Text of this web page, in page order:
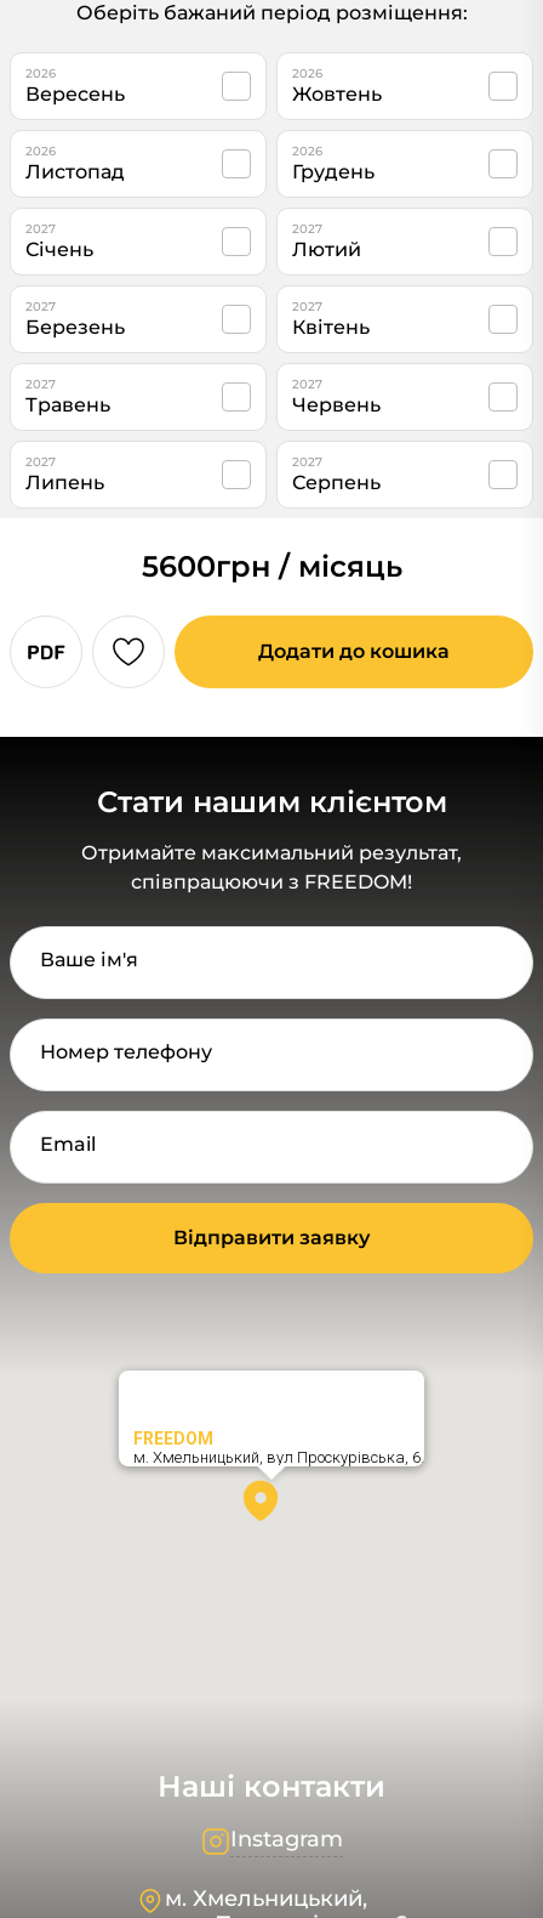
Оберіть бажаний період розміщення:
2026
Вересень
2026
Жовтень
2026
Листопад
2026
Грудень
2027
Січень
2027
Лютий
2027
Березень
2027
Квітень
2027
Травень
2027
Червень
2027
Липень
2027
Серпень
5600грн / місяць
Додати до кошика
Стати нашим клієнтом
Отримайте максимальний результат,
співпрацюючи з FREEDOM!
Ваше ім'я
Номер телефону
Email
Відправити заявку
Наші контакти
Instagram
м. Хмельницький,
FREEDOM
м. Хмельницький, вул Проскурівська, 6,